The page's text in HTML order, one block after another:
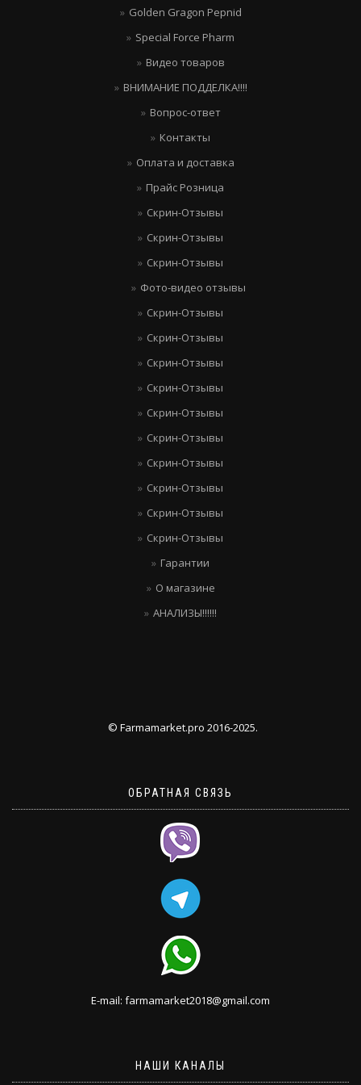
Golden Gragon Pepnid
Special Force Pharm
Видео товаров
ВНИМАНИЕ ПОДДЕЛКА!!!!
Вопрос-ответ
Контакты
Оплата и доставка
Прайс Розница
Скрин-Отзывы
Скрин-Отзывы
Скрин-Отзывы
Фото-видео отзывы
Скрин-Отзывы
Скрин-Отзывы
Скрин-Отзывы
Скрин-Отзывы
Скрин-Отзывы
Скрин-Отзывы
Скрин-Отзывы
Скрин-Отзывы
Скрин-Отзывы
Скрин-Отзывы
Гарантии
О магазине
АНАЛИЗЫ!!!!!!
© Farmamarket.pro 2016-2025.
ОБРАТНАЯ СВЯЗЬ
E-mail: farmamarket2018@gmail.com
НАШИ КАНАЛЫ